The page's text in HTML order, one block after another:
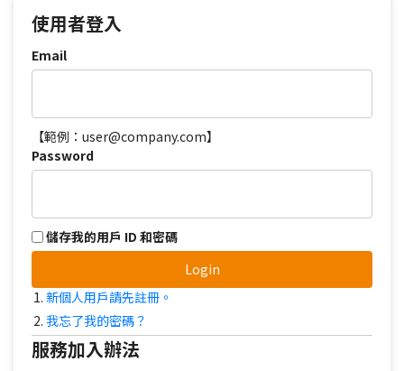
使用者登入
Email
【範例：user@company.com】
Password
儲存我的用戶 ID 和密碼
Login
新個人用戶請先註冊。
我忘了我的密碼？
服務加入辦法